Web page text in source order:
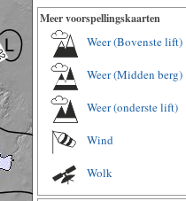
Meer voorspellingskaarten
Weer (Bovenste lift)
Weer (Midden berg)
Weer (onderste lift)
Wind
Wolk